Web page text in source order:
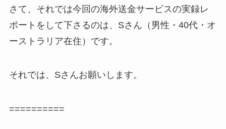
さて、それでは今回の海外送金サービスの実録レ
ポートをして下さるのは、Sさん（男性・40代・オ
ーストラリア在住）です。
それでは、Sさんお願いします。
==========